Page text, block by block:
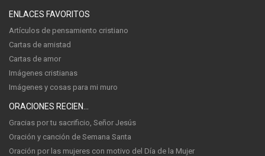
ENLACES FAVORITOS
Artículos de pensamiento cristiano
Cartas de amistad
Cartas de amor
Imágenes cristianas
Imágenes y cosas para mi muro
Gracias por tu sacrificio, Señor Jesús
Oración y canción de Semana Santa
Oración por las mujeres con motivo del Día de la Mujer